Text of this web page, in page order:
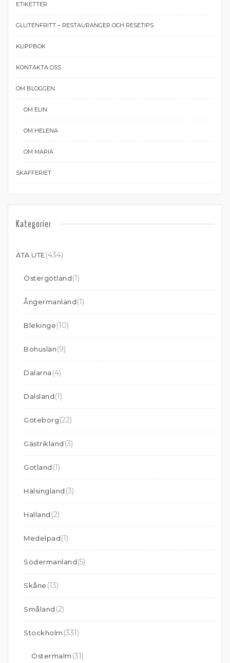
ETIKETTER
GLUTENFRITT – RESTAURANGER OCH RESETIPS
KLIPPBOK
KONTAKTA OSS
OM BLOGGEN
OM ELIN
OM HELENA
OM MARIA
SKAFFERIET
Kategorier
ÄTA UTE(434)
Östergötland(1)
Ångermanland(1)
Blekinge(10)
Bohuslän(9)
Dalarna (4)
Dalsland(1)
Göteborg(22)
Gästrikland (3)
Gotland (1)
Hälsingland (3)
Halland (2)
Medelpad(1)
Södermanland(5)
Skåne (13)
Småland (2)
Stockholm (331)
Östermalm (31)